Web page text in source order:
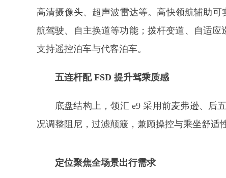
高清摄像头、超声波雷达等。高快领航辅助
航驾驶、自主换道等功能；拨杆变道、自适应
支持遥控泊车与代客泊车。
五连杆配 FSD 提升驾乘质感
底盘结构上，领汇 e9 采用前麦弗逊、后
况调整阻尼，过滤颠簸，兼顾操控与乘坐舒适
定位聚焦全场景出行需求